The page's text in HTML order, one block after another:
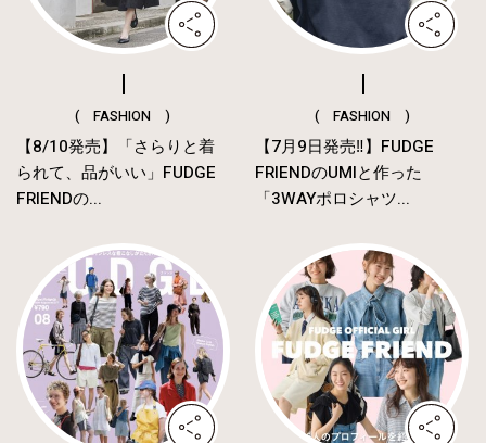
( FASHION )
【8/10発売】「さらりと着
られて、品がいい」FUDGE
FRIENDの...
( FASHION )
【7月9日発売‼︎】FUDGE
FRIENDのUMIと作った
「3WAYポロシャツ...